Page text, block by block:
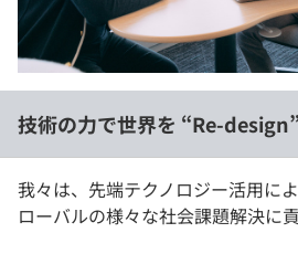
インタビュー
リファレンス
プラン
個人向けプラン
法人向けプラン
再チャレンジ結果一覧
note
技術の力で世界を “Re-
我々は、先端テクノロジー活用に
ローバルの様々な社会課題解決に貢